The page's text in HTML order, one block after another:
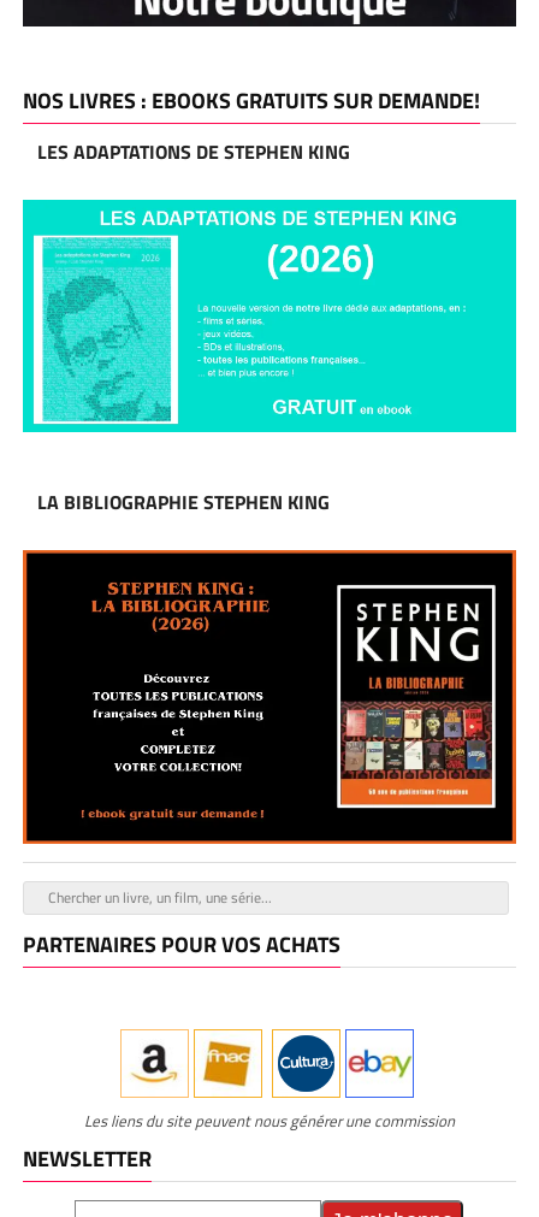
NOS LIVRES : EBOOKS GRATUITS SUR DEMANDE!
LES ADAPTATIONS DE STEPHEN KING
LA BIBLIOGRAPHIE STEPHEN KING
PARTENAIRES POUR VOS ACHATS
Les liens du site peuvent nous générer une commission
NEWSLETTER